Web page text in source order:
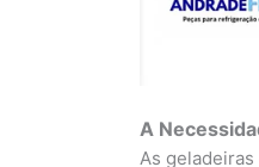
A
As